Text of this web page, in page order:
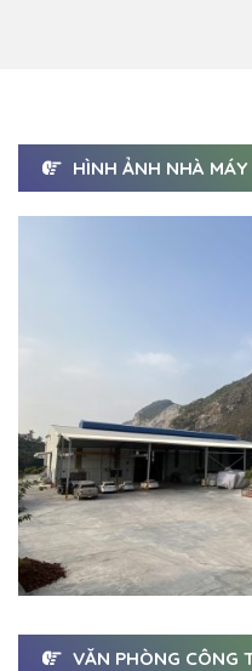
HÌNH ẢNH NHÀ MÁY
VĂN PHÒNG CÔNG